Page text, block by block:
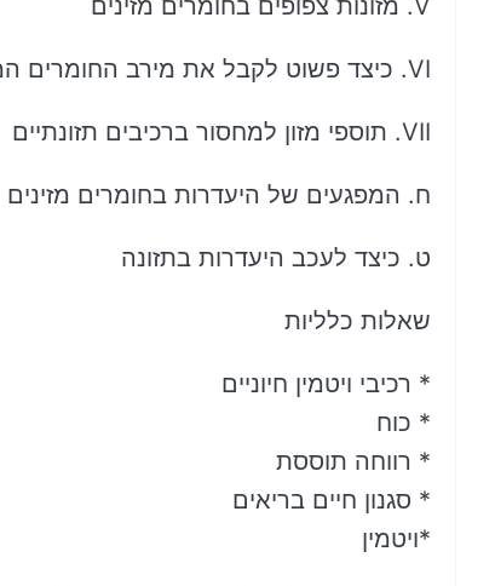
V. מזונות צפופים בחומרים מזינים
VI. כיצד פשוט לקבל את מירב החומרים המזינים מהמזון האינדיבידואלי שלך
VII. תוספי מזון למחסור ברכיבים תזונתיים
ח. המפגעים של היעדרות בחומרים מזינים
ט. כיצד לעכב היעדרות בתזונה
שאלות כלליות
* רכיבי ויטמין חיוניים
* כוח
* רווחה תוססת
* סגנון חיים בריאים
*ויטמין